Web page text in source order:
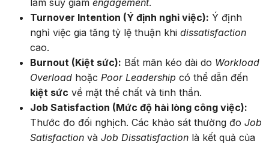
Turnover Intention (Ý định nghỉ việc): Ý định
nghỉ việc gia tăng tỷ lệ thuận khi dissatisfaction
cao.
Burnout (Kiệt sức): Bất mãn kéo dài do Workload
Overload hoặc Poor Leadership có thể dẫn đến
kiệt sức về mặt thể chất và tinh thần.
Job Satisfaction (Mức độ hài lòng công việc):
Thước đo đối nghịch. Các khảo sát thường đo Job
Satisfaction và Job Dissatisfaction là kết quả của